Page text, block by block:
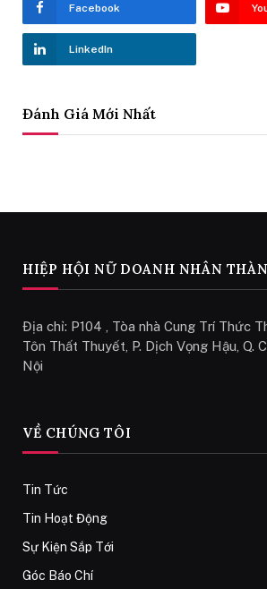
Facebook
LinkedIn
Đánh Giá Mới Nhất
HIỆP HỘI NỮ DOANH NHÂN
Địa chỉ: P104 , Tòa nhà Cung Trí Thức
Tôn Thất Thuyết, P. Dịch Vọng Hậu, Q.
Nội
VỀ CHÚNG TÔI
Tin Tức
Tin Hoạt Động
Sự Kiện Sắp Tới
Góc Báo Chí